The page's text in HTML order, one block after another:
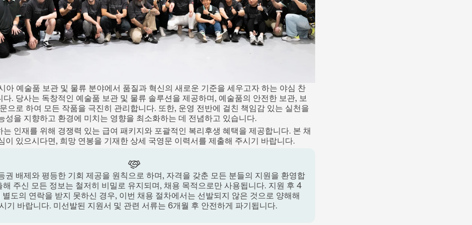
아 예술품 보관 및 물류 분야에서 품질과 혁신의 새로운 기준을 세우고자 하는 야심 찬
다. 당사는 독창적인 예술품 보관 및 물류 솔루션을 제공하며, 예술품의 안전한 보관, 보
으로 하여 모든 작품을 극진히 관리합니다. 또한, 운영 전반에 걸친 책임감 있는 실천을
성을 지향하고 환경에 미치는 영향을 최소화하는 데 전념하고 있습니다.
는 인재를 위해 경쟁력 있는 급여 패키지와 포괄적인 복리후생 혜택을 제공합니다. 본 채
이 있으시다면, 희망 연봉을 기재한 상세 국영문 이력서를 제출해 주시기 바랍니다.
권 배제와 평등한 기회 제공을 원칙으로 하며, 자격을 갖춘 모든 분들의 지원을 환영합
해 주신 모든 정보는 철저히 비밀로 유지되며, 채용 목적으로만 사용됩니다. 지원 후 4
별도의 연락을 받지 못하신 경우, 이번 채용 절차에서는 선발되지 않은 것으로 양해해
기 바랍니다. 미선발된 지원서 및 관련 서류는 6개월 후 안전하게 파기됩니다.